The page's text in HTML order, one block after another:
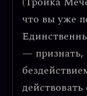
что вы уже
— признать,